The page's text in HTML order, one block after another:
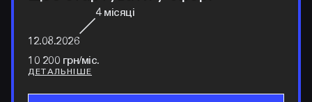
12.08.2026
4 місяці
10 200 грн/міс.
ДЕТАЛЬНІШЕ